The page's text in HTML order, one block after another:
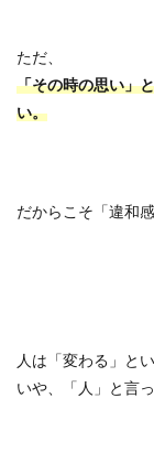
ただ、
「その時の思い」
い。
だからこそ「違和
人は「変わる」とい
いや、「人」と言